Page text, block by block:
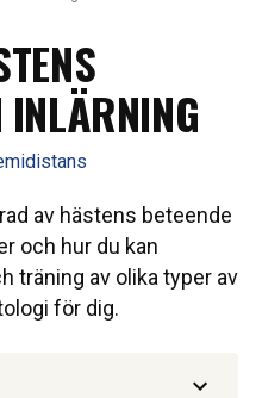
INLÄRNING
av hästens beteende
och hur du kan
träning av olika typer av
för dig.